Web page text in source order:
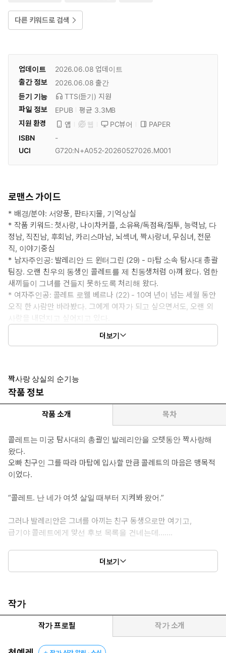
다른 키워드로 검색
업데이트 2026.06.08 업데이트
출간 정보
2026.06.08 출간
듣기 기능
TTS(듣기) 지원
파일 정보
EPUB
평균 3.3MB
지원 환경
앱 웹 PC뷰어
PAPER
ISBN
-
UCI
G720:N+A052-20260527026.M001
로맨스 가이드
* 배경/분야: 서양풍, 판타지물, 기억상실
* 작품 키워드: 첫사랑, 나이차커플, 소유욕/독점욕/질투, 능력남, 다
정남, 직진남, 후회남, 카리스마남, 뇌섹녀, 짝사랑녀, 무심녀, 전문
직, 이야기중심
* 남자주인공: 발레리안 드 윈터그린 (29) - 마탑 소속 탐사대 총괄
팀장. 오랜 친우의 동생인 콜레트를 제 친동생처럼 아껴 왔다. 엄한
새끼들이 그녀를 건들지 못하도록 처리해 왔다.
* 여자주인공: 콜레트 로웰 베르나 (22) - 10여 년이 넘는 세월 동안
오직 한 사람만 바라봤다. 그에게 여자가 되고 싶으면서도, 오랜 외
사랑을 내던지고 싶어지고 있다.
* 이럴 때 보세요: 다정한 유죄 연상남이 뒤늦게 후회하며 여주를 유
“그야…….”
“그러니까 나한테만 해. 오직, 나한테만.”
더보기
짝사랑 상실의 순기능
작품 정보
작품 소개 목차
콜레트는 미궁 탐사대의 총괄인 발레리안을 오랫동안 짝사랑해
왔다.
오빠 친구인 그를 따라 마탑에 입사할 만큼 콜레트의 마음은 맹목적
이었다.
“콜레트. 난 네가 여섯 살일 때부터 지켜봐 왔어.”
그러나 발레리안은 그녀를 아끼는 친구 동생으로만 여기고,
급기야 콜레트에게 맞선 후보 목록을 건네는데…….
“한 번만 더, 나한테 다른 남자를 만나라고 하면, 다시는 안 볼 거야.”
그러던 어느 날, 미궁에서 사고를 당한 콜레트는 발레리안과 관련된
모든 기억을 잃게 된다.
“저기… 그쪽이 절 미궁에서 구해 주셨다고 들었어요. 감사합니
다. 그럼 전 이만 가 볼게요.”
더보기
작가
작가 프로필 작가 소개